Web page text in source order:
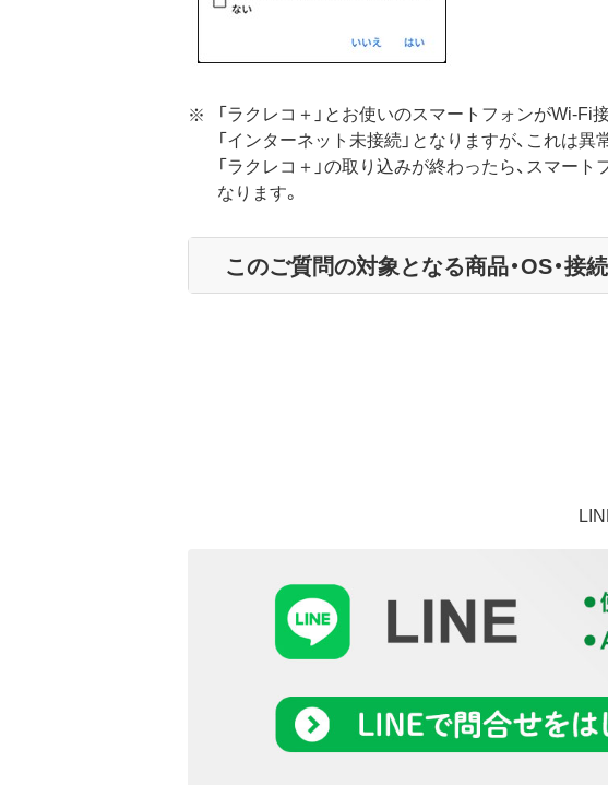
「ラクレコ＋」とお使いのスマートフォンがWi-
「インターネット未接続」となりますが、これは異
「ラクレコ＋」の取り込みが終わったら、スマー
なります。
このご質問の対象となる商品・OS・接